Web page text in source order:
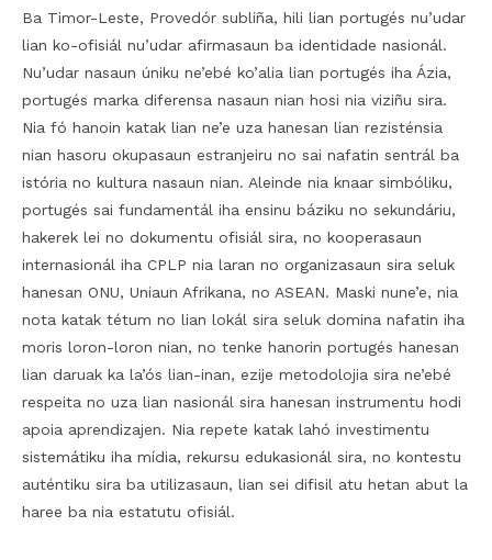
Ba Timor-Leste, Provedór subliña, hili lian portugés nu’udar
lian ko-ofisiál nu’udar afirmasaun ba identidade nasionál.
Nu’udar nasaun úniku ne’ebé ko’alia lian portugés iha Ázia,
portugés marka diferensa nasaun nian hosi nia viziñu sira.
Nia fó hanoin katak lian ne’e uza hanesan lian rezisténsia
nian hasoru okupasaun estranjeiru no sai nafatin sentrál ba
istória no kultura nasaun nian. Aleinde nia knaar simbóliku,
portugés sai fundamentál iha ensinu báziku no sekundáriu,
hakerek lei no dokumentu ofisiál sira, no kooperasaun
internasionál iha CPLP nia laran no organizasaun sira seluk
hanesan ONU, Uniaun Afrikana, no ASEAN. Maski nune’e, nia
nota katak tétum no lian lokál sira seluk domina nafatin iha
moris loron-loron nian, no tenke hanorin portugés hanesan
lian daruak ka la’ós lian-inan, ezije metodolojia sira ne’ebé
respeita no uza lian nasionál sira hanesan instrumentu hodi
apoia aprendizajen. Nia repete katak lahó investimentu
sistemátiku iha mídia, rekursu edukasionál sira, no kontestu
auténtiku sira ba utilizasaun, lian sei difisil atu hetan abut la
haree ba nia estatutu ofisiál.